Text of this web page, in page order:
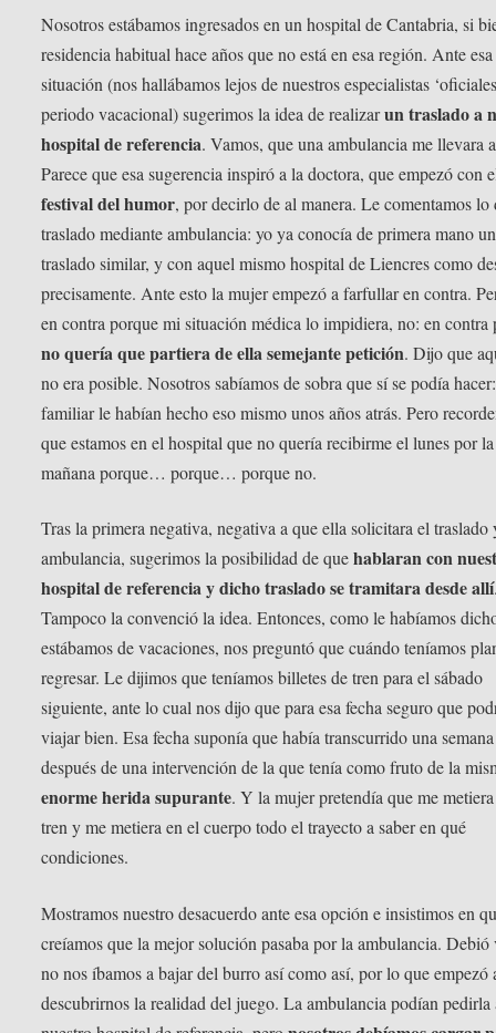
Nosotros estábamos ingresados en un hospital de Cantabria, si
residencia habitual hace años que no está en esa región. Ante esa
situación (nos hallábamos lejos de nuestros especialistas
periodo vacacional) sugerimos la idea de realizarun traslado a
hospital de referencia. Vamos, que una ambulancia me llevara
Parece que esa sugerencia inspiró a la doctora, que empezó con
festival del humor, por decirlo de al manera. Le comentamos lo
traslado mediante ambulancia: yo ya conocía de primera mano un
traslado similar, y con aquel mismo hospital de Liencres como
precisamente. Ante esto la mujer empezó a farfullar en contra.
en contra porque mi situación médica lo impidiera, no: en contra
no quería que partiera de ella semejante petición. Dijo que
no era posible. Nosotros sabíamos de sobra que sí se podía
familiar le habían hecho eso mismo unos años atrás. Pero
que estamos en el hospital que no quería recibirme el lunes por la
mañana porque… porque… porque no.
Tras la primera negativa, negativa a que ella solicitara el traslado
ambulancia, sugerimos la posibilidad de quehablaran con
hospital de referencia y dicho traslado se tramitara desde allí
Tampoco la convenció la idea. Entonces, como le habíamos
estábamos de vacaciones, nos preguntó que cuándo teníamos
regresar. Le dijimos que teníamos billetes de tren para el sábado
siguiente, ante lo cual nos dijo que para esa fecha seguro que
viajar bien. Esa fecha suponía que había transcurrido una
después de una intervención de la que tenía como fruto de la
enorme herida supurante. Y la mujer pretendía que me
tren y me metiera en el cuerpo todo el trayecto a saber en qué
condiciones.
Mostramos nuestro desacuerdo ante esa opción e insistimos en
creíamos que la mejor solución pasaba por la ambulancia. Debió
no nos íbamos a bajar del burro así como así, por lo que empezó
descubrirnos la realidad del juego. La ambulancia podían pedirla